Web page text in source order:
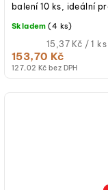
127,02 Kč bez DPH
153,70 Kč
Měrná
cena:
15,37 Kč / 1 ks
Skladem (4 ks)
balení 10 ks, ideální
čtvercové dorty (14 ×
bílá, papírová.